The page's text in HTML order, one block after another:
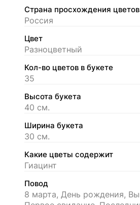
Страна просхождения цветов
Россия
Цвет
Разноцветный
Кол-во цветов в букете
35
Высота букета
40 см.
Ширина букета
30 см.
Какие цветы содержит
Гиацинт
Повод
8 марта, День рождения,